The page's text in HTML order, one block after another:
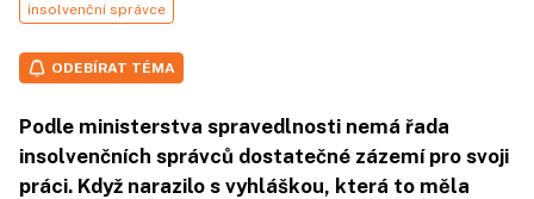
insolvenční správce
ODEBÍRAT TÉMA
Podle ministerstva spravedlnosti nemá řada
insolvenčních správců dostatečné zázemí pro svoji
práci. Když narazilo s vyhláškou, která to měla